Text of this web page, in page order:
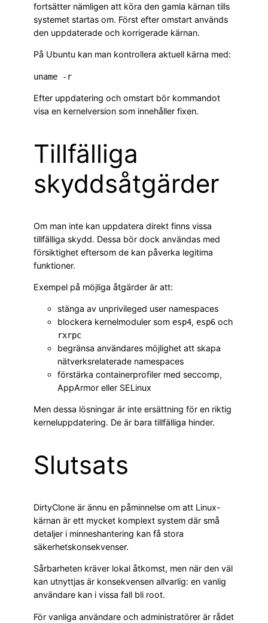
fortsätter nämligen att köra den gamla kärnan tills
systemet startas om. Först efter omstart används
den uppdaterade och korrigerade kärnan.
På Ubuntu kan man kontrollera aktuell kärna med:
Efter uppdatering och omstart bör kommandot
visa en kernelversion som innehåller fixen.
Tillfälliga
skyddsåtgärder
Om man inte kan uppdatera direkt finns vissa
tillfälliga skydd. Dessa bör dock användas med
försiktighet eftersom de kan påverka legitima
funktioner.
Exempel på möjliga åtgärder är att:
stänga av unprivileged user namespaces
blockera kernelmoduler som esp4, esp6 och
rxrpc
begränsa användares möjlighet att skapa
nätverksrelaterade namespaces
förstärka containerprofiler med seccomp,
AppArmor eller SELinux
Men dessa lösningar är inte ersättning för en riktig
kerneluppdatering. De är bara tillfälliga hinder.
Slutsats
DirtyClone är ännu en påminnelse om att Linux-
kärnan är ett mycket komplext system där små
detaljer i minneshantering kan få stora
säkerhetskonsekvenser.
Sårbarheten kräver lokal åtkomst, men när den väl
kan utnyttjas är konsekvensen allvarlig: en vanlig
användare kan i vissa fall bli root.
För vanliga användare och administratörer är rådet